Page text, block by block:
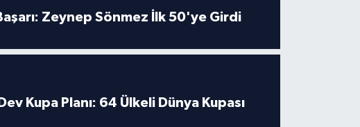
Zeynep Sönmez İlk 50'ye Girdi
Kupa Planı: 64 Ülkeli Dünya Kupası